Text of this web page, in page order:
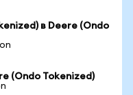
в Deere (Ondo
(Ondo Tokenized)